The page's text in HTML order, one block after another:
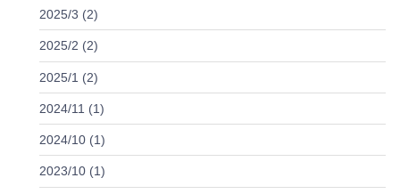
2025/3 (2)
2025/2 (2)
2025/1 (2)
2024/11 (1)
2024/10 (1)
2023/10 (1)